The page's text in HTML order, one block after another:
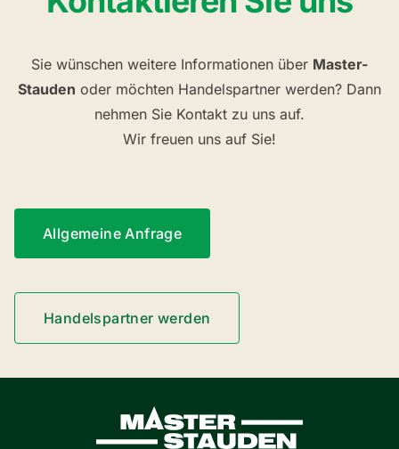
Sie wünschen weitere Informationen über Master-
Stauden oder möchten Handelspartner werden? Dann
nehmen Sie Kontakt zu uns auf.
Wir freuen uns auf Sie!
Allgemeine Anfrage
Handelspartner werden
Master-Stauden